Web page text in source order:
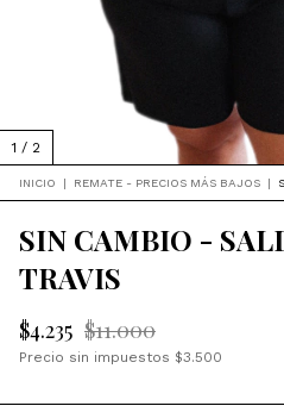
1 / 2
INICIO | REMATE - PRECIOS MÁS BAJOS |
SIN CAMBIO -
TRAVIS
$4.235 $11.000
Precio sin impuestos $3.500